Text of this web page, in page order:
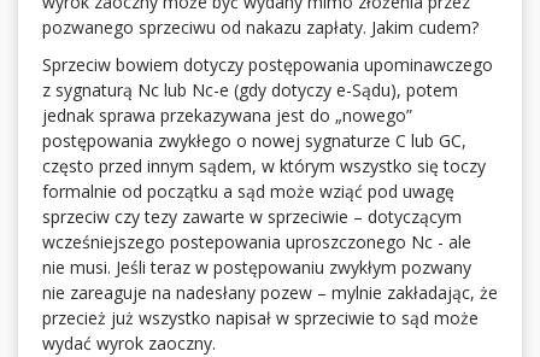
pozwanego sprzeciwu od nakazu zapłaty. Jakim cudem?
Sprzeciw bowiem dotyczy postępowania upominawczego
z sygnaturą Nc lub Nc-e (gdy dotyczy e-Sądu), potem
jednak sprawa przekazywana jest do „nowego”
postępowania zwykłego o nowej sygnaturze C lub GC,
często przed innym sądem, w którym wszystko się toczy
formalnie od początku a sąd może wziąć pod uwagę
sprzeciw czy tezy zawarte w sprzeciwie – dotyczącym
wcześniejszego postepowania uproszczonego Nc - ale
nie musi. Jeśli teraz w postępowaniu zwykłym pozwany
nie zareaguje na nadesłany pozew – mylnie zakładając, że
przecież już wszystko napisał w sprzeciwie to sąd może
wydać wyrok zaoczny.